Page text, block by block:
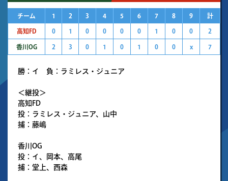
チーム 1 2 3 4 5 6 7 8 9 計
高知FD 0 1 0 0 0 0 1 0 0 2
香川OG 2 3 0 1 0 1 0 0 x 7
勝：イ 負：ラミレス・ジュニア
＜継投＞
高知FD
投：ラミレス・ジュニア、山中
捕：藤嶋
香川OG
投：イ、岡本、高尾
捕：堂上、西森